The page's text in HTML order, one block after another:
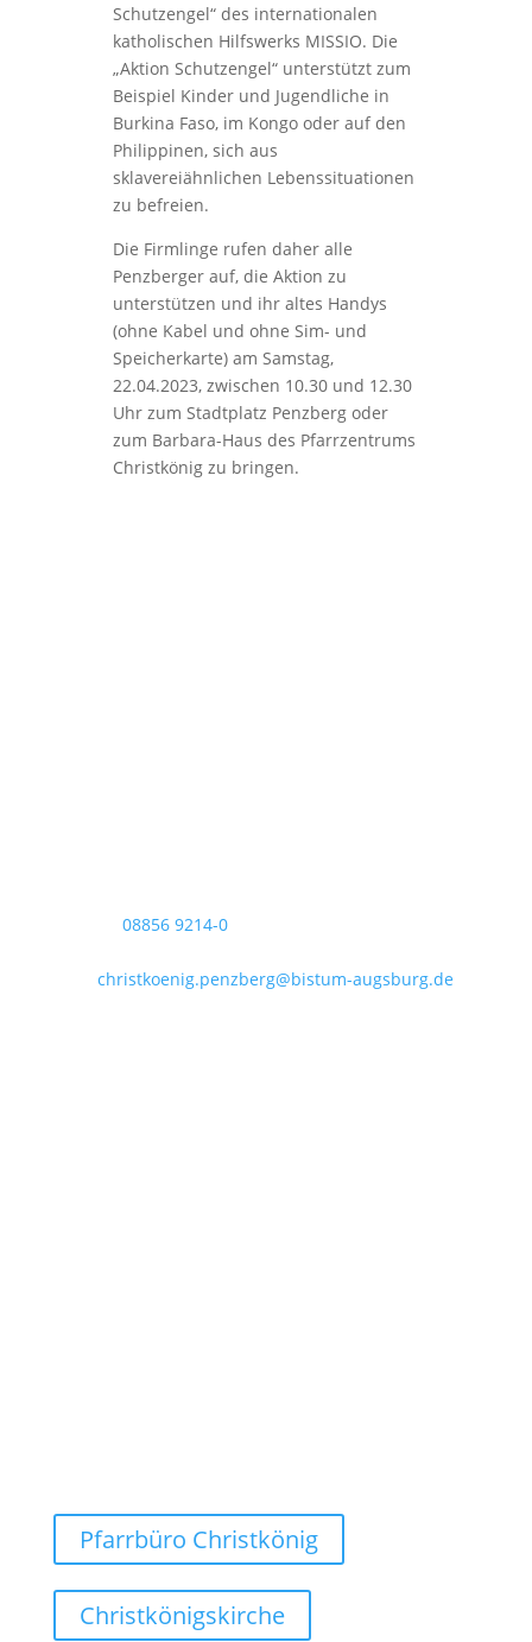
Schutzengel“ des internationalen
katholischen Hilfswerks MISSIO. Die
„Aktion Schutzengel“ unterstützt zum
Beispiel Kinder und Jugendliche in
Burkina Faso, im Kongo oder auf den
Philippinen, sich aus
sklavereiähnlichen Lebenssituationen
zu befreien.
Die Firmlinge rufen daher alle
Penzberger auf, die Aktion zu
unterstützen und ihr altes Handys
(ohne Kabel und ohne Sim- und
Speicherkarte) am Samstag,
22.04.2023, zwischen 10.30 und 12.30
Uhr zum Stadtplatz Penzberg oder
zum Barbara-Haus des Pfarrzentrums
Christkönig zu bringen.
08856 9214-0
christkoenig.penzberg@bistum-augsburg.de
Pfarrbüro Christkönig
Christkönigskirche